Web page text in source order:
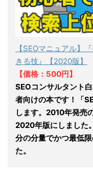
【SEOマニュアル】
きる技』【2020版】
【価格：500円】
SEOコンサルタント
者向けの本です！「
します。2010年発売
2020年版にしました
分の分量でかつ最低
た。